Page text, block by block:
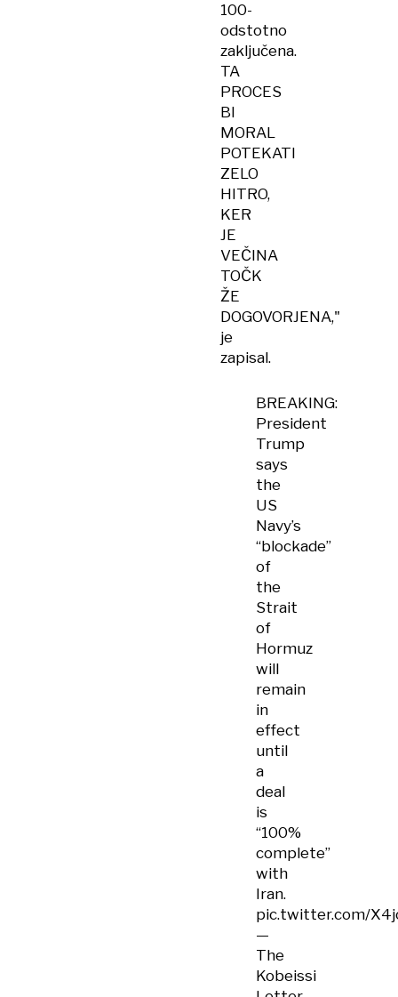
100-
odstotno
zaključena.
TA
PROCES
BI
MORAL
POTEKATI
ZELO
HITRO,
KER
JE
VEČINA
TOČK
ŽE
DOGOVORJENA,"
je
zapisal.
BREAKING:
President
Trump
says
the
US
Navy’s
“blockade”
of
the
Strait
of
Hormuz
will
remain
in
effect
until
a
deal
is
“100%
complete”
with
Iran.
pic.twitter.com/
—
The
Kobeissi